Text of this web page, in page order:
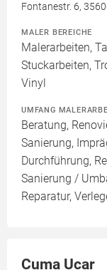
Fontanestr. 6,
MALER BEREICHE
Malerarbeiten,
Stuckarbeiten,
Vinyl
UMFANG
Beratung,
Sanierung,
Durchführung,
Sanierung /
Reparatur,
Cuma Ucar